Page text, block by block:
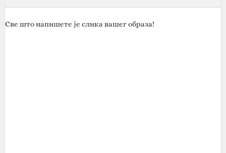
Све што напишете је слика вашег образа!